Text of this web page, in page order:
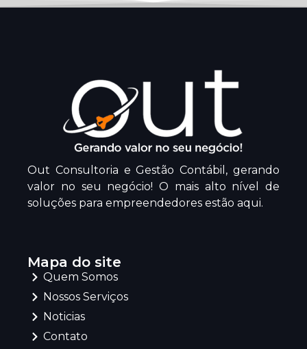
Out Consultoria e Gestão Contábil, gerando
valor no seu negócio! O mais alto nível de
soluções para empreendedores estão aqui.
Mapa do site
Quem Somos
Nossos Serviços
Noticias
Contato